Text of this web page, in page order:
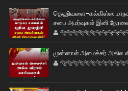
தெஹிவளை–கல்கிஸ்ஸ
சபை அமர்வுகள் இனி
முன்னாள் அமைச்சர் அகில